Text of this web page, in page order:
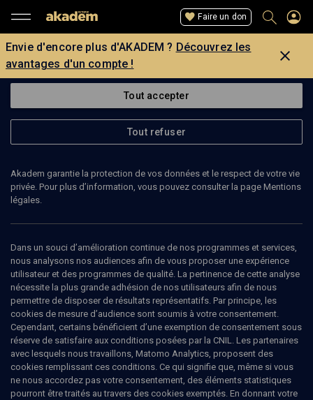
Faire un don
Envie d'encore plus d'AKADEM ? Découvrez les
avantages d'un compte !
Ajouter Partager J’aime
Tout accepter
Tout refuser
Akadem garantie la protection de vos données et le respect de votre vie
privée. Pour plus d’information, vous pouvez consulter la page Mentions
légales.
Dans un souci d’amélioration continue de nos programmes et services,
nous analysons nos audiences afin de vous proposer une expérience
utilisateur et des programmes de qualité. La pertinence de cette analyse
nécessite la plus grande adhésion de nos utilisateurs afin de nous
permettre de disposer de résultats représentatifs. Par principe, les
cookies de mesure d’audience sont soumis à votre consentement.
Cependant, certains bénéficient d’une exemption de consentement sous
réserve de satisfaire aux conditions posées par la CNIL. Les partenaires
avec lesquels nous travaillons, Matomo Analytics, proposent des
cookies remplissant ces conditions. Ce qui signifie que, même si vous
ne nous accordez pas votre consentement, des éléments statistiques
pourront être traités au travers des cookies exemptés. En donnant votre